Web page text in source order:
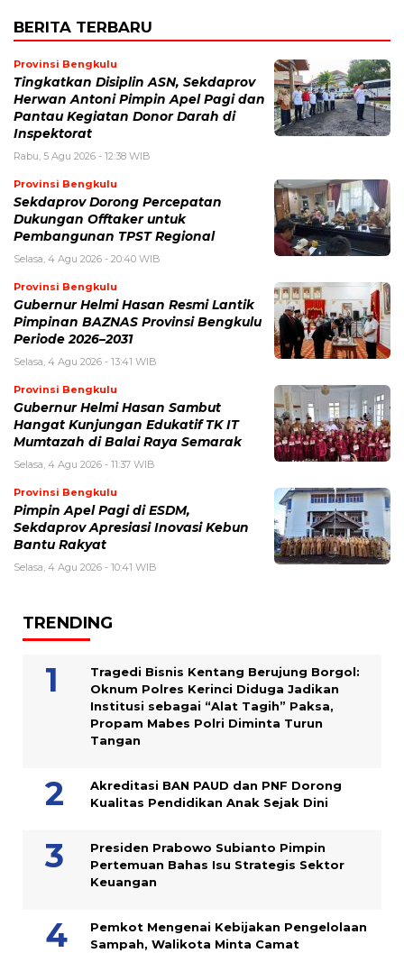
BERITA TERBARU
Provinsi Bengkulu
Tingkatkan Disiplin ASN, Sekdaprov
Herwan Antoni Pimpin Apel Pagi dan
Pantau Kegiatan Donor Darah di
Inspektorat
Rabu, 5 Agu 2026 - 12:38 WIB
Provinsi Bengkulu
Sekdaprov Dorong Percepatan
Dukungan Offtaker untuk
Pembangunan TPST Regional
Selasa, 4 Agu 2026 - 20:40 WIB
Provinsi Bengkulu
Gubernur Helmi Hasan Resmi Lantik
Pimpinan BAZNAS Provinsi Bengkulu
Periode 2026–2031
Selasa, 4 Agu 2026 - 13:41 WIB
Provinsi Bengkulu
Gubernur Helmi Hasan Sambut
Hangat Kunjungan Edukatif TK IT
Mumtazah di Balai Raya Semarak
Selasa, 4 Agu 2026 - 11:37 WIB
Provinsi Bengkulu
Pimpin Apel Pagi di ESDM,
Sekdaprov Apresiasi Inovasi Kebun
Bantu Rakyat
Selasa, 4 Agu 2026 - 10:41 WIB
TRENDING
Tragedi Bisnis Kentang Berujung Borgol:
Oknum Polres Kerinci Diduga Jadikan
Institusi sebagai “Alat Tagih” Paksa,
Propam Mabes Polri Diminta Turun
Tangan
Akreditasi BAN PAUD dan PNF Dorong
Kualitas Pendidikan Anak Sejak Dini
Presiden Prabowo Subianto Pimpin
Pertemuan Bahas Isu Strategis Sektor
Keuangan
Pemkot Mengenai Kebijakan Pengelolaan
Sampah, Walikota Minta Camat